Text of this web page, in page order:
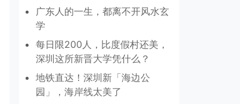
广东人的一生，都离不开风水玄
学
每日限200人，比度假村还美，
深圳这所新晋大学凭什么？
地铁直达！深圳新「海边公
园」，海岸线太美了